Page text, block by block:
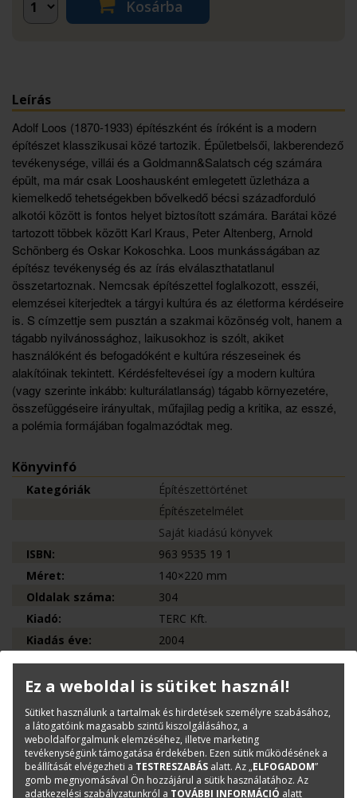
Kosárba
Leírás
Adolf Loos (1870-1933) építészként és íróként is a modern
építészet klasszikusai közé tartozik. Épületbelsői, lakberendező
tevékenysége, villái és a Goldmann&Salatsch cég számára
épült, ma már csak Looshausként emlegetett üzletháza a
kiemelkedő tehetségekben bővelkedő bécsi századforduló
alkotói között is fontos helyet biztosított számára. Barátai közé
tartozott többek között Karl Kraus, Peter Altenberg, Arnold
Schönberg és Oskar Kokoschka. Loos munkásságában az
építész tevékenység és az írás elválaszthatatlanul
összetartoznak. Nemcsak építészettel foglalkozott, esszéi,
elemzései kiterjedtek a tárgyi kultúra és az életforma kérdéseire
is. S címzettje sem pusztán a szakmai közönség volt, hanem a
tágabb nyilvánossághoz, laikusokhoz is szólt, akiket
használóként és befogadóként e kultúra részeseinek és
alakítóinak tekintett. Kérdésfeltevései így a modern kultúra
(vagy szerinte inkább: kulturálatlanság) tágabb környezetére,
összefüggéseire irányultak, műfajilag pedig a kritika, az esszé,
a polémia formájában fogalmazódtak meg.
Könyvinfó
Kategóriák
Építészettörténet
Építészetelmélet
Saját kiadású könyvek
ISBN:
963 9535 19 1
Méret:
140×220 mm
Oldalak száma:
304
Kiadó:
TERC Kft.
Kiadás éve:
2004
Könyv nyelve:
magyar
Kötészet:
kartonált, ragasztókötött
Kérdése van?
Bernáth Klára
Könyvesboltvezető
Ez a weboldal is sütiket használ!
Sütiket használunk a tartalmak és hirdetések személyre szabásához,
a látogatóink magasabb szintű kiszolgálásához, a
weboldalforgalmunk elemzéséhez, illetve marketing
tevékenységünk támogatása érdekében. Ezen sütik működésének a
beállítását elvégezheti a TESTRESZABÁS alatt. Az „ELFOGADOM”
gomb megnyomásával Ön hozzájárul a sütik használatához. Az
adatkezelési szabályzatunkról a TOVÁBBI INFORMÁCIÓ alatt